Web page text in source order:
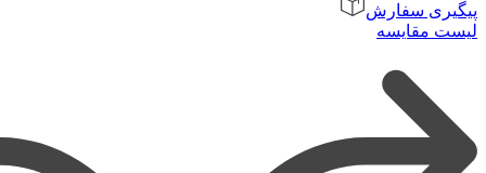
پیگیری سفارش
لیست مقایسه